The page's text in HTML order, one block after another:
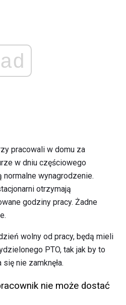
ad
pracowali w domu za
w dniu częściowego
normalne wynagrodzenie.
otrzymają
godziny pracy. Żadne
wolny od pracy, będą mieli
PTO, tak jak by to
nie zamknęła.
nie może dostać